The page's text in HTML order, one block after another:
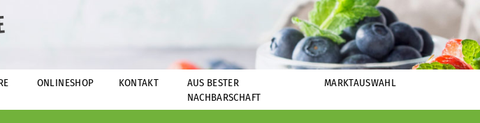
ONLINESHOP KONTAKT
AUS BESTER
NACHBARSCHAFT
MARKTAUSWAHL